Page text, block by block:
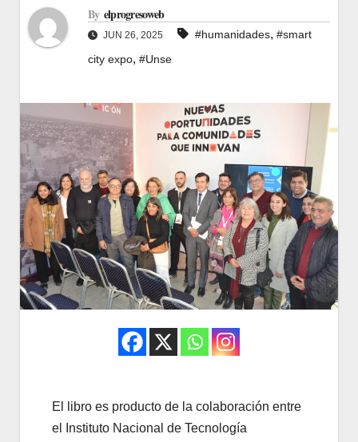
By elprogresoweb
JUN 26, 2025 #humanidades, #smart
city expo, #Unse
El libro es producto de la colaboración entre
el Instituto Nacional de Tecnología